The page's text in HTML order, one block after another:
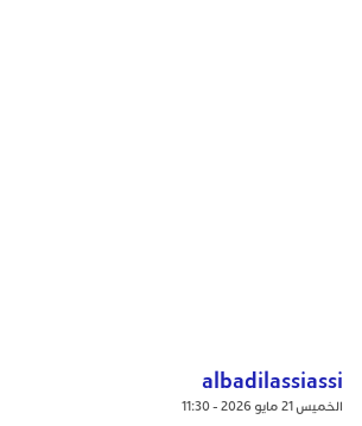
albadilassiassi
الخميس 21 مايو 2026 - 11:30